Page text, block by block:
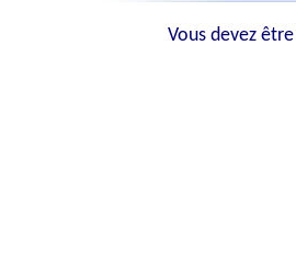
Vous devez